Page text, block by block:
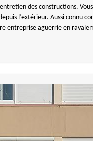
des constructions.
l’extérieur. Aussi connu
entreprise aguerrie en